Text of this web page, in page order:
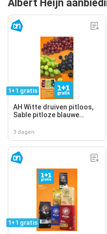
Albert Heijn
1+1 gratis
AH Witte druiven pitloos,
Sable pitloze blauwe
pitloze rode druiven
3 dagen
1+1 gratis